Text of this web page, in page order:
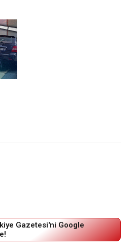
Gazetesi'ni Google